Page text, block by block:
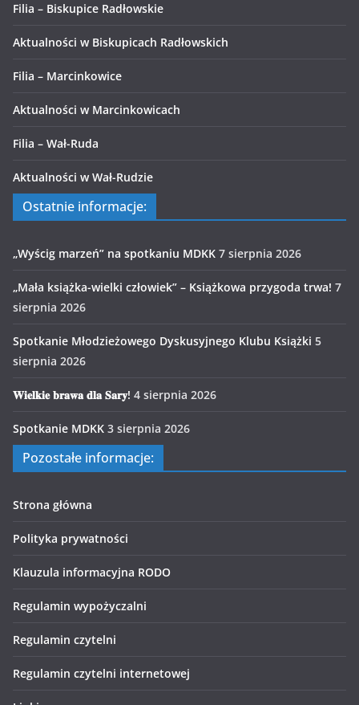
Filia – Biskupice Radłowskie
Aktualności w Biskupicach Radłowskich
Filia – Marcinkowice
Aktualności w Marcinkowicach
Filia – Wał-Ruda
Aktualności w Wał-Rudzie
Ostatnie informacje:
„Wyścig marzeń” na spotkaniu MDKK 7 sierpnia 2026
„Mała książka-wielki człowiek” – Książkowa przygoda trwa! 7
sierpnia 2026
Spotkanie Młodzieżowego Dyskusyjnego Klubu Książki 5
sierpnia 2026
𝐖𝐢𝐞𝐥𝐤𝐢𝐞 𝐛𝐫𝐚𝐰𝐚 𝐝𝐥𝐚 𝐒𝐚𝐫𝐲! 4 sierpnia 2026
Spotkanie MDKK 3 sierpnia 2026
Pozostałe informacje:
Strona główna
Polityka prywatności
Klauzula informacyjna RODO
Regulamin wypożyczalni
Regulamin czytelni
Regulamin czytelni internetowej